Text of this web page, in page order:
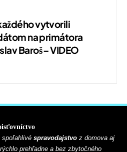
vytvorili
na primátora
Baroš – VIDEO
spravodajstvo z domova aj
prehľadne a bez zbytočného